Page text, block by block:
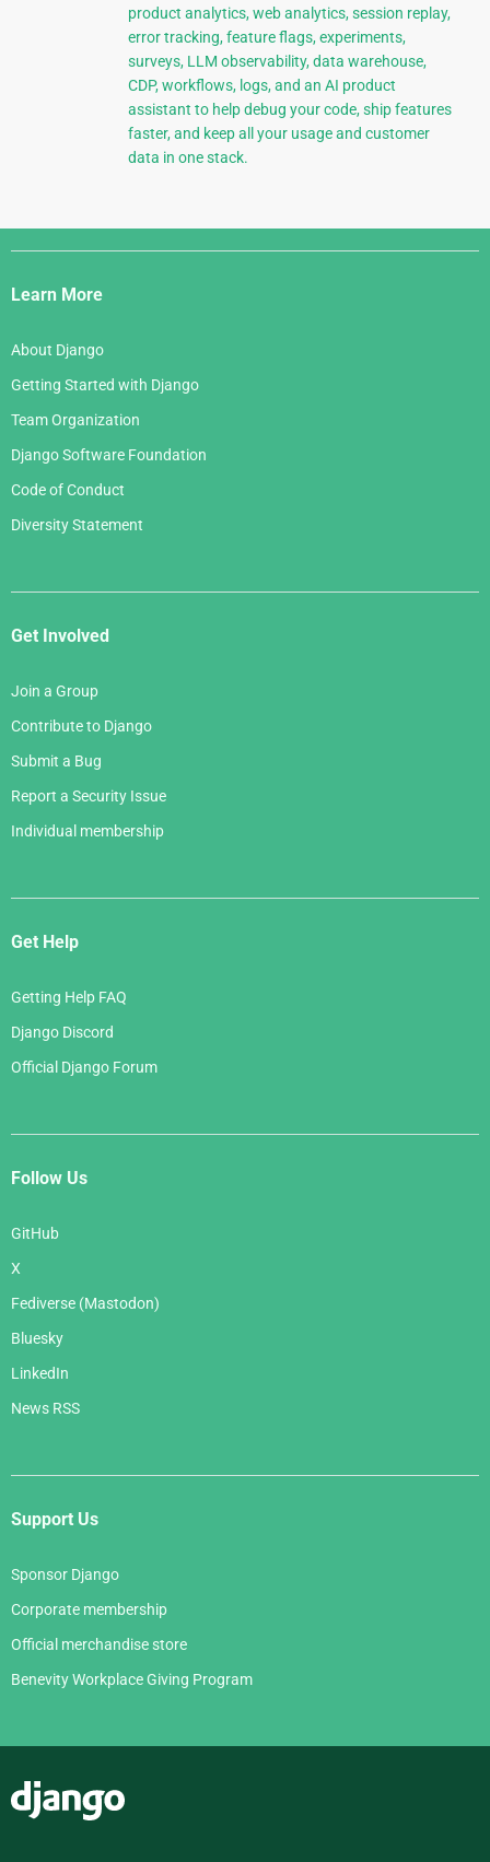
product analytics, web analytics, session replay,
error tracking, feature flags, experiments,
surveys, LLM observability, data warehouse,
CDP, workflows, logs, and an AI product
assistant to help debug your code, ship features
faster, and keep all your usage and customer
data in one stack.
Django
Links
Learn More
About Django
Getting Started with Django
Team Organization
Django Software Foundation
Code of Conduct
Diversity Statement
Get Involved
Join a Group
Contribute to Django
Submit a Bug
Report a Security Issue
Individual membership
Get Help
Getting Help FAQ
Django Discord
Official Django Forum
Follow Us
GitHub
X
Fediverse (Mastodon)
Bluesky
LinkedIn
News RSS
Support Us
Sponsor Django
Corporate membership
Official merchandise store
Benevity Workplace Giving Program